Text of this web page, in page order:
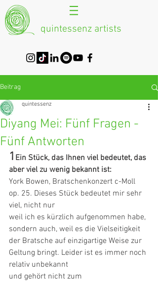
quintessenz artists
Beitrag
Diyang Mei: Fünf Fragen -
Fünf Antworten
quintessenz
1 Ein Stück, das Ihnen viel bedeutet, das
aber viel zu wenig bekannt ist:
York Bowen, Bratschenkonzert c-Moll
op. 25. Dieses Stück bedeutet mir sehr
viel, nicht nur
weil ich es kürzlich aufgenommen habe,
sondern auch, weil es die Vielseitigkeit
der Bratsche auf einzigartige Weise zur
Geltung bringt. Leider ist es immer noch
relativ unbekannt
und gehört nicht zum